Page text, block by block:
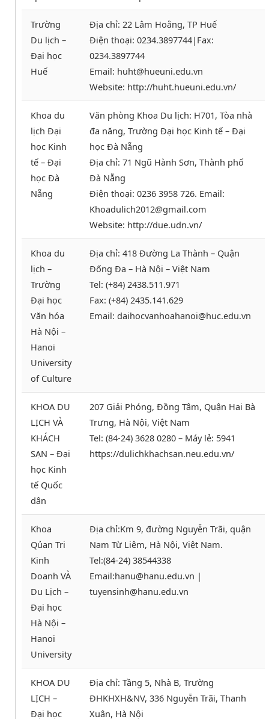
Trường
Du lịch –
Đại học
Huế
Địa chỉ: 22 Lâm Hoằng, TP Huế
Điện thoại: 0234.3897744|Fax:
0234.3897744
Email: huht@hueuni.edu.vn
Website: http://huht.hueuni.edu.vn/
Khoa du
lịch Đại
học Kinh
tế – Đại
học Đà
Nẵng
Văn phòng Khoa Du lịch: H701, Tòa nhà
đa năng, Trường Đại học Kinh tế – Đại
học Đà Nẵng
Địa chỉ: 71 Ngũ Hành Sơn, Thành phố
Đà Nẵng
Điện thoại: 0236 3958 726. Email:
Khoadulich2012@gmail.com
Website: http://due.udn.vn/
Khoa du
lịch –
Trường
Đại học
Văn hóa
Hà Nội –
Hanoi
University
of Culture
Địa chỉ: 418 Đường La Thành – Quận
Đống Đa – Hà Nội – Việt Nam
Tel: (+84) 2438.511.971
Fax: (+84) 2435.141.629
Email: daihocvanhoahanoi@huc.edu.vn
KHOA DU
LỊCH VÀ
KHÁCH
SẠN – Đại
học Kinh
tế Quốc
dân
207 Giải Phóng, Đồng Tâm, Quận Hai Bà
Trưng, Hà Nội, Việt Nam
Tel: (84-24) 3628 0280 – Máy lẻ: 5941
https://dulichkhachsan.neu.edu.vn/
Khoa
Qủan Tri
Kinh
Doanh VÀ
Du Lịch –
Đại học
Hà Nội –
Hanoi
University
Địa chỉ:Km 9, đường Nguyễn Trãi, quận
Nam Từ Liêm, Hà Nội, Việt Nam.
Tel:(84-24) 38544338
Email:hanu@hanu.edu.vn |
tuyensinh@hanu.edu.vn
KHOA DU
LỊCH –
Đại học
Địa chỉ: Tầng 5, Nhà B, Trường
ĐHKHXH&NV, 336 Nguyễn Trãi, Thanh
Xuân, Hà Nội